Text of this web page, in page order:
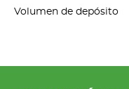
Volumen de depósito